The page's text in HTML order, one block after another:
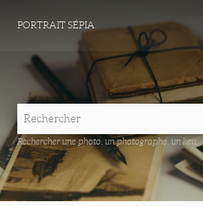
PORTRAIT SÉPIA
Rechercher une photo, un photographe, un lieu...